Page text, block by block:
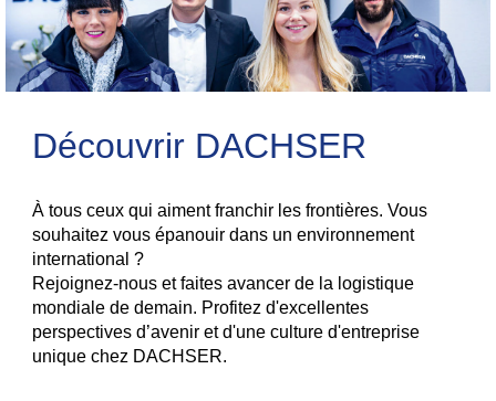
Découvrir DACHSER
À tous ceux qui aiment franchir les frontières. Vous
souhaitez vous épanouir dans un environnement
international ?
Rejoignez-nous et faites avancer de la logistique
mondiale de demain. Profitez d'excellentes
perspectives d’avenir et d'une culture d'entreprise
unique chez DACHSER.